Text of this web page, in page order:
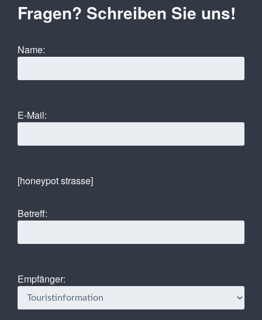
Fragen? Schreiben Sie uns!
Name:
E-Mail:
[honeypot strasse]
Betreff:
Empfänger: